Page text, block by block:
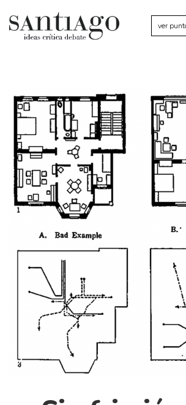
ver
Archivo Cenfoto-UDP
Arquetipos de situación
Artes visuales
Ciencia
Cine y televisión
Ciudad
Críticas
Diccionario portátil de la literatura chilena
Documentos
Fragmentos